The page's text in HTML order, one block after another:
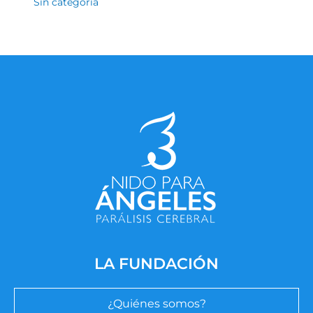
Sin categoría
LA FUNDACIÓN
¿Quiénes somos?